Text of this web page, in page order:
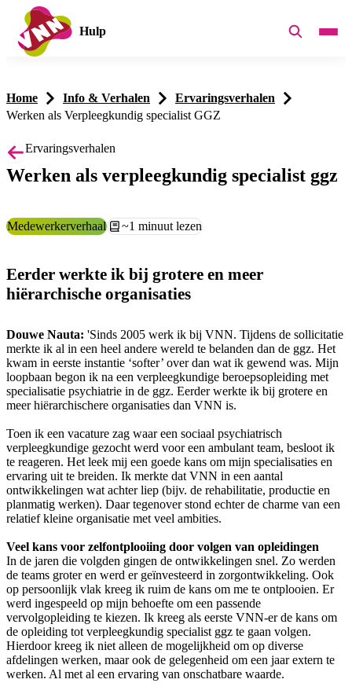
Hulp
Home Info & Verhalen
Ervaringsverhalen
Werken als Verpleegkundig specialist GGZ
Ervaringsverhalen
Werken als verpleegkundig specialist ggz
Categorie:
MedewerkerverhaalLeestijd:
~1 minuut lezen
Eerder werkte ik bij grotere en meer
hiërarchische organisaties
Douwe Nauta: 'Sinds 2005 werk ik bij VNN. Tijdens de sollicitatie
merkte ik al in een heel andere wereld te belanden dan de ggz. Het
kwam in eerste instantie ‘softer’ over dan wat ik gewend was. Mijn
loopbaan begon ik na een verpleegkundige beroepsopleiding met
specialisatie psychiatrie in de ggz. Eerder werkte ik bij grotere en
meer hiërarchischere organisaties dan VNN is.
Toen ik een vacature zag waar een sociaal psychiatrisch
verpleegkundige gezocht werd voor een ambulant team, besloot ik
te reageren. Het leek mij een goede kans om mijn specialisaties en
ervaring uit te breiden. Ik merkte dat VNN in een aantal
ontwikkelingen wat achter liep (bijv. de rehabilitatie, productie en
planmatig werken). Daar tegenover stond echter de charme van een
relatief kleine organisatie met veel ambities.
Veel kans voor zelfontplooiing door volgen van opleidingen
In de jaren die volgden gingen de ontwikkelingen snel. Zo werden
de teams groter en werd er geïnvesteerd in zorgontwikkeling. Ook
op persoonlijk vlak kreeg ik ruim de kans om me te ontplooien. Er
werd ingespeeld op mijn behoefte om een passende
vervolgopleiding te kiezen. Ik kreeg als eerste VNN-er de kans om
de opleiding tot verpleegkundig specialist ggz te gaan volgen.
Hierdoor kreeg ik niet alleen de mogelijkheid om op diverse
afdelingen werken, maar ook de gelegenheid om een jaar extern te
werken. Al met al een ervaring van onschatbare waarde.